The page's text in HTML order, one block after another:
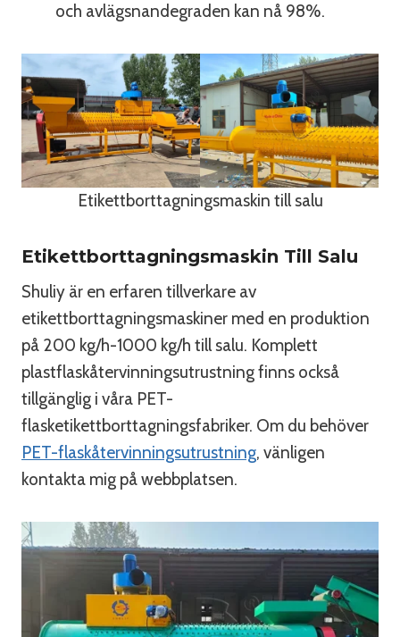
och avlägsnandegraden kan nå 98%.
Etikettborttagningsmaskin till salu
Etikettborttagningsmaskin Till Salu
Shuliy är en erfaren tillverkare av
etikettborttagningsmaskiner med en produktion
på 200 kg/h-1000 kg/h till salu. Komplett
plastflaskåtervinningsutrustning finns också
tillgänglig i våra PET-
flasketikettborttagningsfabriker. Om du behöver
PET-flaskåtervinningsutrustning, vänligen
kontakta mig på webbplatsen.